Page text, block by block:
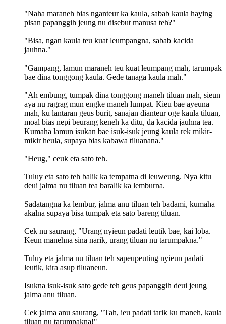
"Naha maraneh bias nganteur ka kaula, sabab kaula haying
pisan papanggih jeung nu disebut manusa teh?"
"Bisa, ngan kaula teu kuat leumpangna, sabab kacida
jauhna."
"Gampang, lamun maraneh teu kuat leumpang mah, tarumpak
bae dina tonggong kaula. Gede tanaga kaula mah."
"Ah embung, tumpak dina tonggong maneh tiluan mah, sieun
aya nu ragrag mun engke maneh lumpat. Kieu bae ayeuna
mah, ku lantaran geus burit, sanajan dianteur oge kaula tiluan,
moal bias nepi beurang keneh ka ditu, da kacida jauhna tea.
Kumaha lamun isukan bae isuk-isuk jeung kaula rek mikir-
mikir heula, supaya bias kabawa tiluanana."
"Heug," ceuk eta sato teh.
Tuluy eta sato teh balik ka tempatna di leuweung. Nya kitu
deui jalma nu tiluan tea baralik ka lemburna.
Sadatangna ka lembur, jalma anu tiluan teh badami, kumaha
akalna supaya bisa tumpak eta sato bareng tiluan.
Cek nu saurang, "Urang nyieun padati leutik bae, kai loba.
Keun manehna sina narik, urang tiluan nu tarumpakna."
Tuluy eta jalma nu tiluan teh sapeupeuting nyieun padati
leutik, kira asup tiluaneun.
Isukna isuk-isuk sato gede teh geus papanggih deui jeung
jalma anu tiluan.
Cek jalma anu saurang, "Tah, ieu padati tarik ku maneh, kaula
tiluan nu tarumpakna!"